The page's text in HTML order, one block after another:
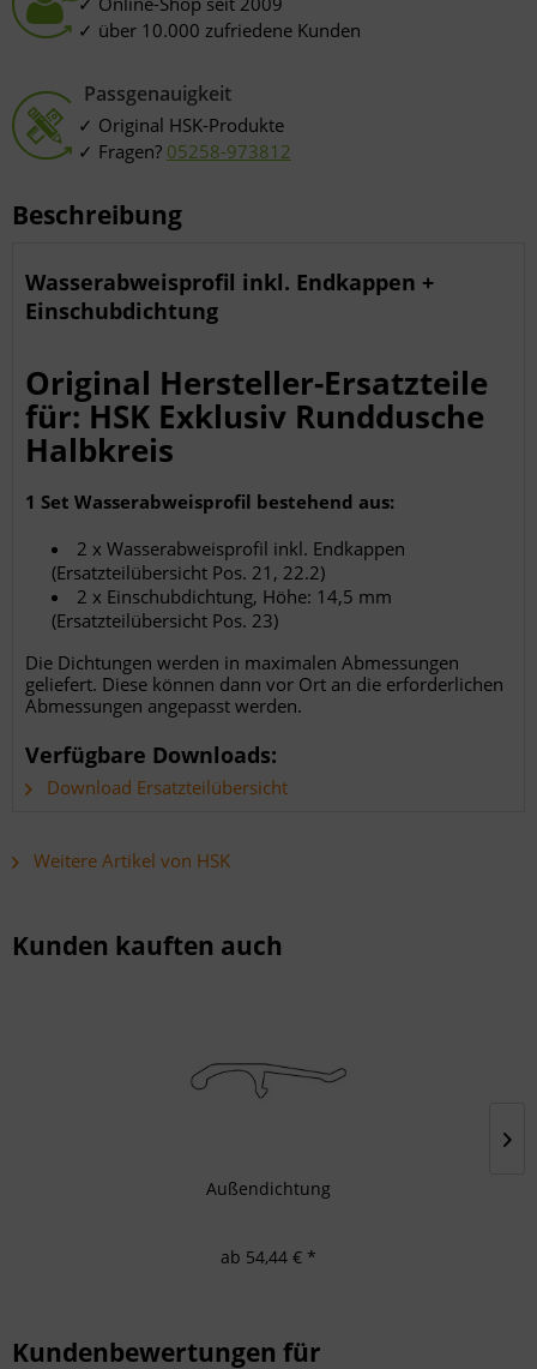
über 10.000 zufriedene Kunden
Passgenauigkeit
Original HSK-Produkte
Fragen? 05258-973812
Beschreibung
Wasserabweisprofil inkl. Endkappen +
Einschubdichtung
Original Hersteller-Ersatzteile
für: HSK Exklusiv Runddusche
Halbkreis
1 Set Wasserabweisprofil bestehend aus:
2 x Wasserabweisprofil inkl. Endkappen
(Ersatzteilübersicht Pos. 21, 22.2)
2 x Einschubdichtung, Höhe: 14,5 mm
(Ersatzteilübersicht Pos. 23)
Die Dichtungen werden in maximalen Abmessungen
geliefert. Diese können dann vor Ort an die erforderlichen
Abmessungen angepasst werden.
Verfügbare Downloads:
Download Ersatzteilübersicht
Weitere Artikel von HSK
Kunden kauften auch
Außendichtung
ab 54,44 € *
Kundenbewertungen für